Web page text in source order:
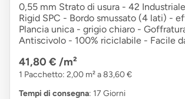
0,55 mm Strato di usura - 42
Rigid SPC - Bordo smussato (4 lati) -
Plancia unica - grigio chiaro -
Antiscivolo - 100% riciclabile - Facile
41,80 € /m²
1 Pacchetto: 2,00 m² a 83,60 €
Tempi di consegna: 17 Giorni